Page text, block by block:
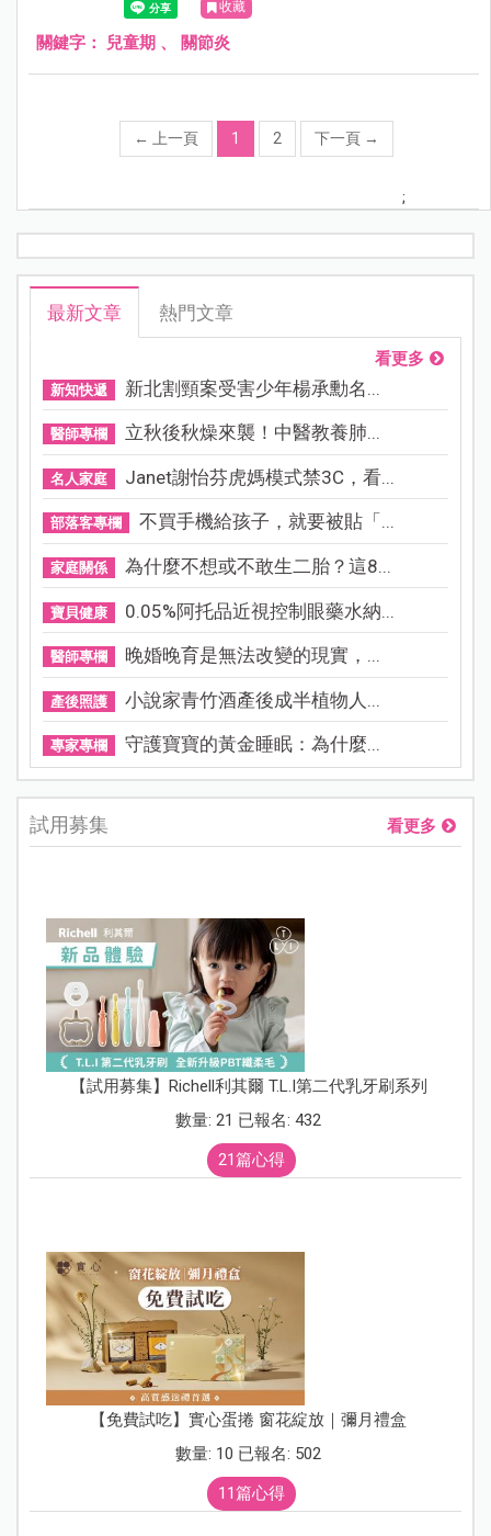
常無法及早正確診斷。
收藏
關鍵字： 兒童期 、 關節炎
← 上一頁 1 2 下一頁 →
;
最新文章 熱門文章
看更多
新知快遞 新北割頸案受害少年楊承勳名...
醫師專欄 立秋後秋燥來襲！中醫教養肺...
名人家庭 Janet謝怡芬虎媽模式禁3C，看...
部落客專欄 不買手機給孩子，就要被貼「...
家庭關係 為什麼不想或不敢生二胎？這8...
寶貝健康 0.05%阿托品近視控制眼藥水納...
醫師專欄 晚婚晚育是無法改變的現實，...
產後照護 小說家青竹酒產後成半植物人...
專家專欄 守護寶寶的黃金睡眠：為什麼...
試用募集 看更多
【試用募集】Richell利其爾 T.L.I第二代乳牙刷系列
數量: 21 已報名: 432
21篇心得
【免費試吃】實心蛋捲 窗花綻放｜彌月禮盒
數量: 10 已報名: 502
11篇心得